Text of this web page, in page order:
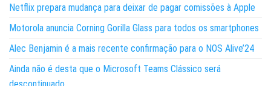
Netflix prepara mudança para deixar de pagar comissões à Apple
Motorola anuncia Corning Gorilla Glass para todos os smartphones
Alec Benjamin é a mais recente confirmação para o NOS Alive’24
Ainda não é desta que o Microsoft Teams Clássico será
descontinuado